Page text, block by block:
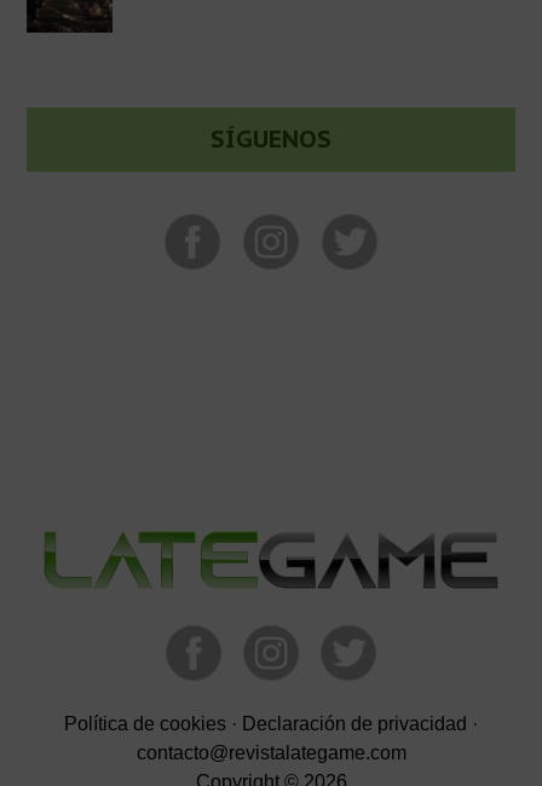
SÍGUENOS
Política de cookies · Declaración de privacidad ·
contacto@revistalategame.com